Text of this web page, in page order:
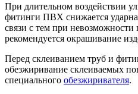
При длительном воздействии
фитинги ПВХ снижается
связи с тем при невозможности
рекомендуется окрашивание
Перед склеиванием труб и
обезжиривание склеиваемых
специального обезжиривателя.